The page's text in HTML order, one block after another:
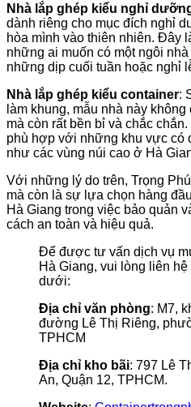
Nhà lắp ghép kiểu nghỉ
dành riêng cho mục đích nghỉ
hòa mình vào thiên nhiên. Đây
những ai muốn có một ngôi
những dịp cuối tuần hoặc nghỉ
Nhà lắp ghép kiểu container:
làm khung, mẫu nhà này
mà còn rất bền bỉ và chắc
phù hợp với những khu vực có
như các vùng núi cao ở Hà
Với những lý do trên, Trọng
mà còn là sự lựa chọn hàng
Hà Giang trong việc bảo quản
cách an toàn và hiệu quả.
Để được tư vấn dịch vụ
Hà Giang, vui lòng liên
dưới:
Địa chỉ văn phòng: M7,
đường Lê Thị Riêng,
TPHCM
Địa chỉ kho bãi: 797 Lê
An, Quận 12, TPHCM.